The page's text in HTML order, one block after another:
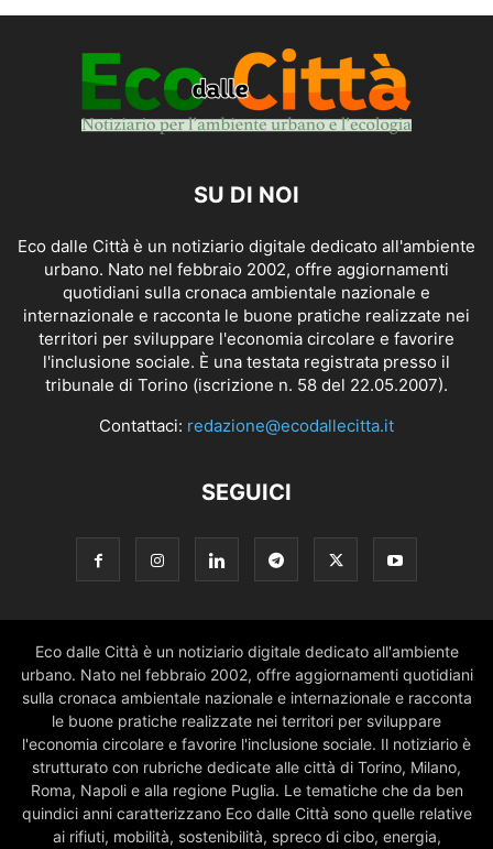
SU DI NOI
Eco dalle Città è un notiziario digitale dedicato all'ambiente
urbano. Nato nel febbraio 2002, offre aggiornamenti
quotidiani sulla cronaca ambientale nazionale e
internazionale e racconta le buone pratiche realizzate nei
territori per sviluppare l'economia circolare e favorire
l'inclusione sociale. È una testata registrata presso il
tribunale di Torino (iscrizione n. 58 del 22.05.2007).
Contattaci: redazione@ecodallecitta.it
SEGUICI
Eco dalle Città è un notiziario digitale dedicato all'ambiente
urbano. Nato nel febbraio 2002, offre aggiornamenti quotidiani
sulla cronaca ambientale nazionale e internazionale e racconta
le buone pratiche realizzate nei territori per sviluppare
l'economia circolare e favorire l'inclusione sociale. Il notiziario è
strutturato con rubriche dedicate alle città di Torino, Milano,
Roma, Napoli e alla regione Puglia. Le tematiche che da ben
quindici anni caratterizzano Eco dalle Città sono quelle relative
ai rifiuti, mobilità, sostenibilità, spreco di cibo, energia,